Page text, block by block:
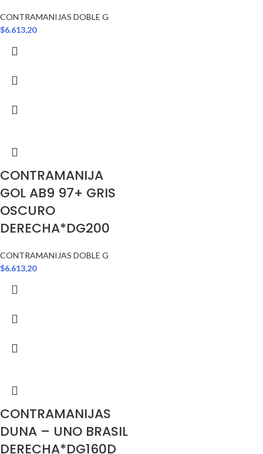
CONTRAMANIJAS DOBLE G
$6.613,20
CONTRAMANIJA
GOL AB9 97+ GRIS
OSCURO
DERECHA*DG200
CONTRAMANIJAS DOBLE G
$6.613,20
CONTRAMANIJAS
DUNA – UNO BRASIL
DERECHA*DG160D